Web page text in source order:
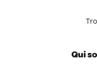
Qui